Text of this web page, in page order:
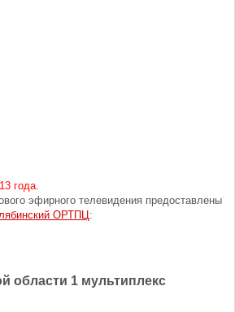
года.
эфирного телевидения предоставлены
ОРТПЦ:
области 1 мультиплекс